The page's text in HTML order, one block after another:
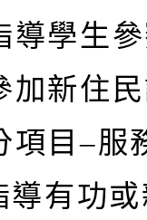
導學生
加新住
項目–服
導有功